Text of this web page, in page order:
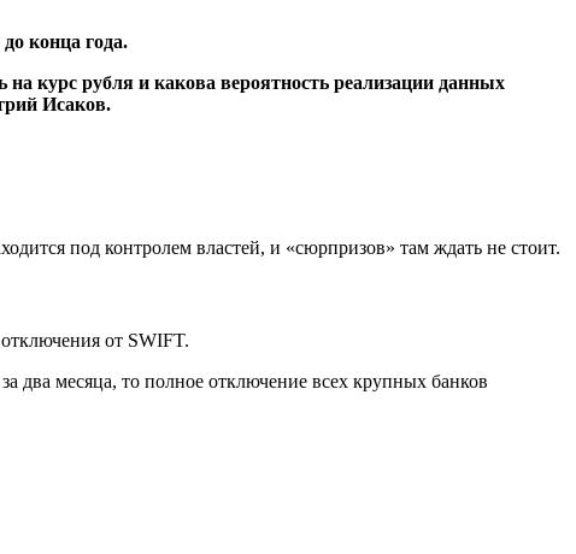
конца года.
курс рубля и какова вероятность реализации данных
Исаков.
под контролем властей, и «сюрпризов» там ждать не стоит.
от SWIFT.
два месяца, то полное отключение всех крупных банков